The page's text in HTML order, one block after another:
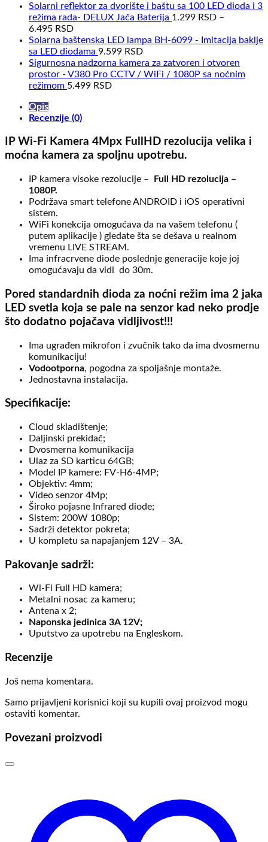
Solarni reflektor za dvorište i baštu sa 100 LED dioda i 3
režima rada- DELUX Jača Baterija 1.299 RSD –
6.495 RSD
Solarna baštenska LED lampa BH-6099 - Imitacija baklje
sa LED diodama 9.599 RSD
Sigurnosna nadzorna kamera za zatvoren i otvoren
prostor - V380 Pro CCTV / WiFi / 1080P sa noćnim
režimom 5.499 RSD
Opis
Recenzije (0)
IP Wi-Fi Kamera 4Mpx FullHD rezolucija velika i
moćna kamera za spoljnu upotrebu.
IP kamera visoke rezolucije –
Full HD rezolucija –
1080P.
Podržava smart telefone ANDROID i iOS operativni
sistem.
WiFi konekcija omogućava da na vašem telefonu (
putem aplikacije ) gledate šta se dešava u realnom
vremenu LIVE STREAM.
Ima infracrvene diode poslednje generacije koje joj
omogućavaju da vidi do 30m.
Pored standardnih dioda za noćni režim ima 2 jaka
LED svetla koja se pale na senzor kad neko prodje
što dodatno pojačava vidljivost!!!
Ima ugrađen mikrofon i zvučnik tako da ima dvosmernu
komunikaciju!
Vodootporna, pogodna za spoljašnje montaže.
Jednostavna instalacija.
Specifikacije:
Cloud skladištenje;
Daljinski prekidač;
Dvosmerna komunikacija
Ulaz za SD karticu 64GB;
Model IP kamere: FV-H6-4MP;
Objektiv: 4mm;
Video senzor 4Mp;
Široko pojasne Infrared diode;
Sistem: 200W 1080p;
Sadrži detektor pokreta;
U kompletu sa napajanjem 12V – 3A.
Pakovanje sadrži:
Wi-Fi Full HD kamera;
Metalni nosac za kameru;
Antena x 2;
Naponska jedinica 3A 12V;
Uputstvo za upotrebu na Engleskom.
Recenzije
Još nema komentara.
Samo prijavljeni korisnici koji su kupili ovaj proizvod mogu
ostaviti komentar.
Povezani proizvodi